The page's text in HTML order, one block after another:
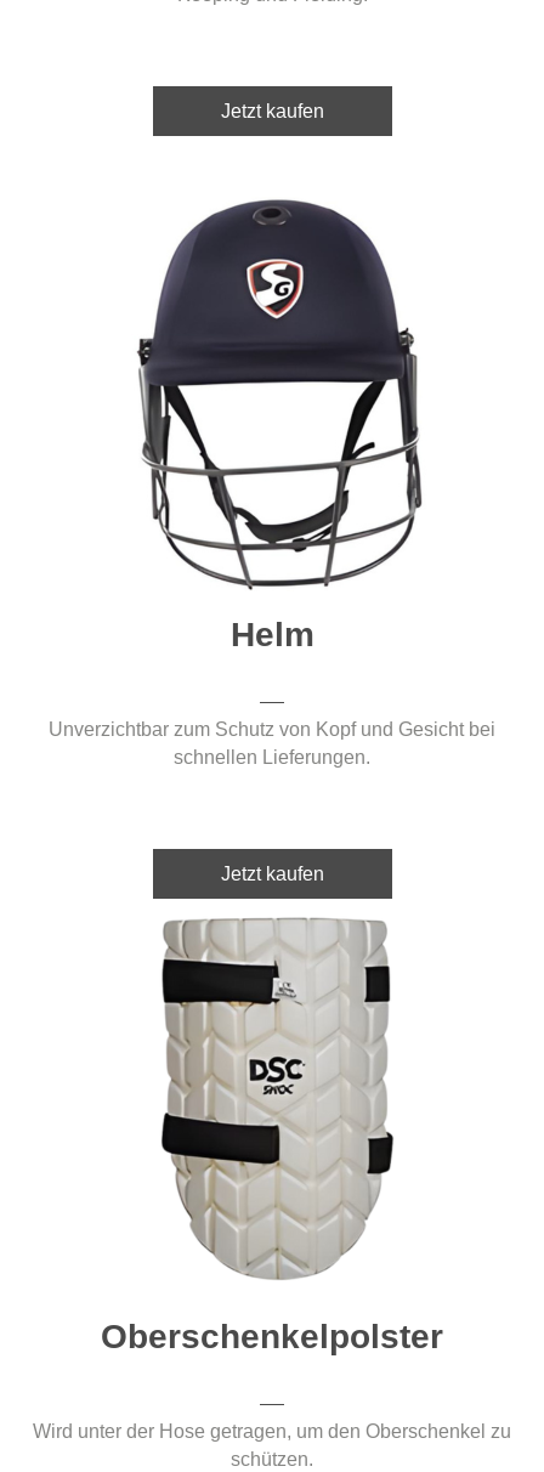
Jetzt kaufen
Helm
Unverzichtbar zum Schutz von Kopf und Gesicht bei
schnellen Lieferungen.
Jetzt kaufen
Oberschenkelpolster
Wird unter der Hose getragen, um den Oberschenkel zu
schützen.